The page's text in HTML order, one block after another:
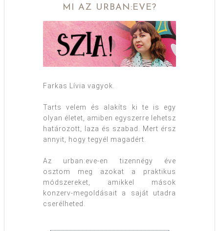
MI AZ URBAN:EVE?
Farkas Lívia vagyok.
Tarts velem és alakíts ki te is egy
olyan életet, amiben egyszerre lehetsz
határozott, laza és szabad. Mert érsz
annyit, hogy tegyél magadért.
Az urban:eve-en tizennégy éve
osztom meg azokat a praktikus
módszereket, amikkel mások
konzerv-megoldásait a saját utadra
cserélheted.